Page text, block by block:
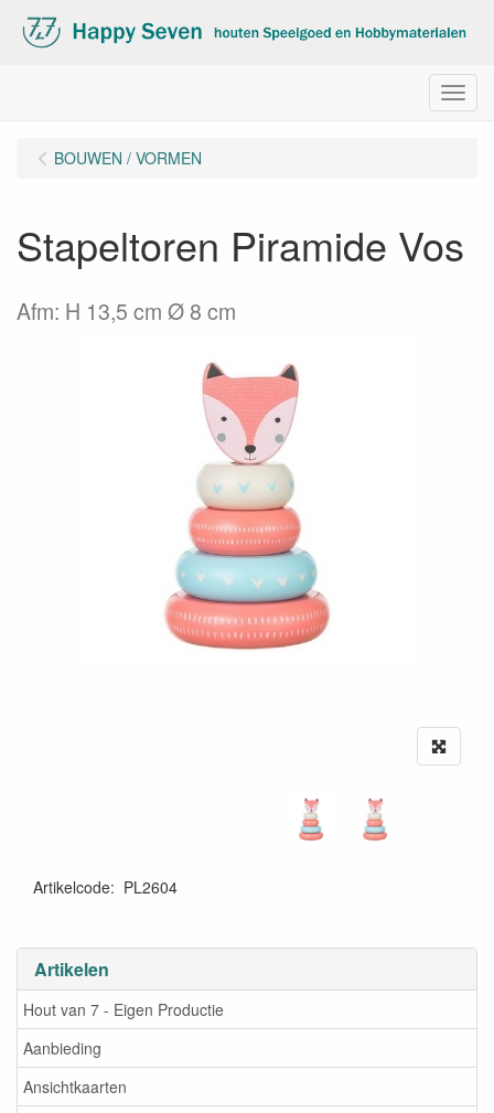
Menu
Artikelen
Hout van 7 - Eigen Productie
Aanbieding
Ansichtkaarten
BOUWEN / VORMEN
Stapeltoren Piramide Vos
Afm: H 13,5 cm Ø 8 cm
Artikelcode: PL2604